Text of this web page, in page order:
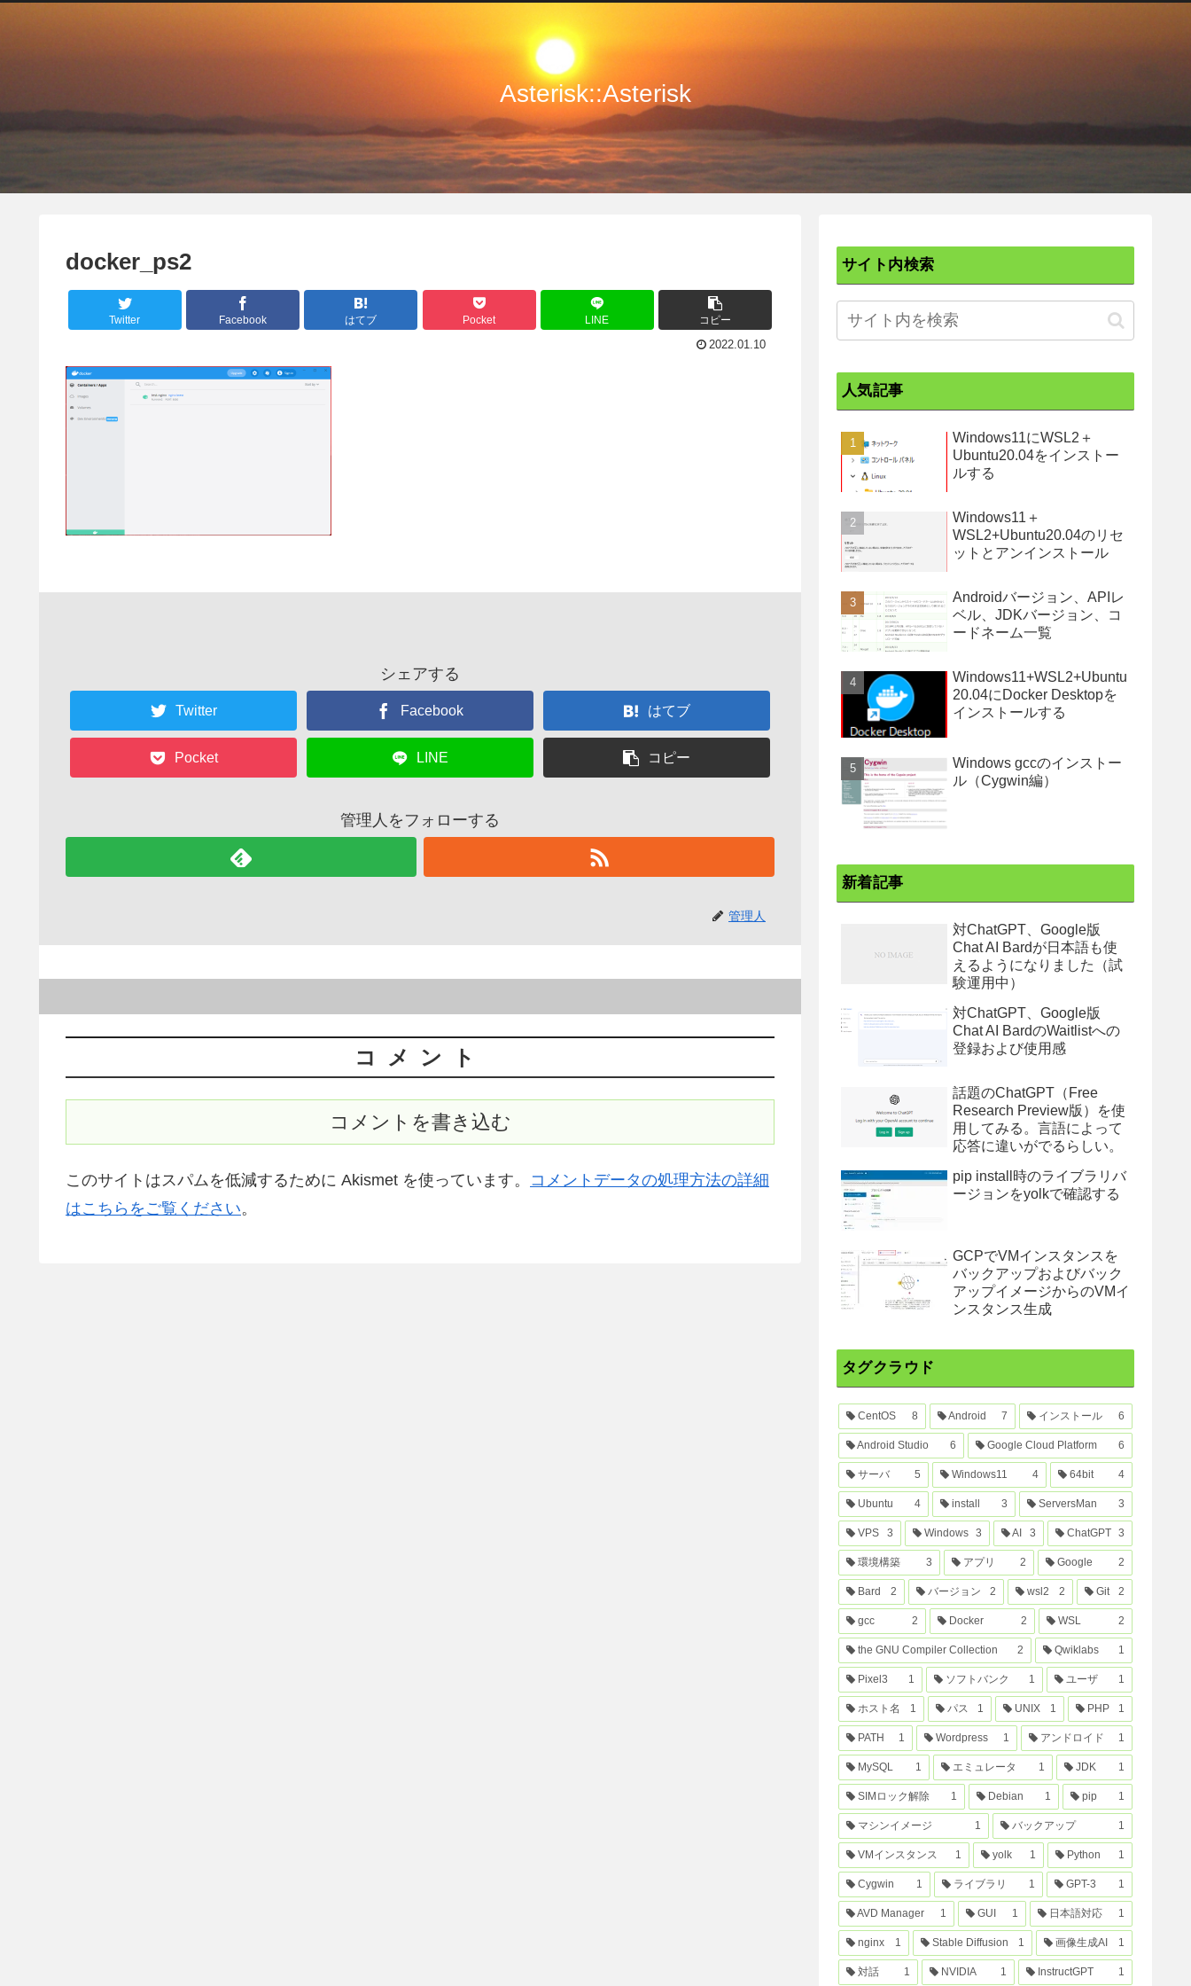
Asterisk::Asterisk
docker_ps2
Twitter Facebook はてブ Pocket LINE コピー
2022.01.10
シェアする
Twitter Facebook はてブ
Pocket LINE コピー
管理人をフォローする
管理人
コメント
コメントを書き込む
このサイトはスパムを低減するために Akismet を使っています。 コメントデータの処理方法の詳細
はこちらをご覧ください。
サイト内検索
人気記事
Windows11にWSL2＋
Ubuntu20.04をインストー
ルする
Windows11＋
WSL2+Ubuntu20.04のリセ
ットとアンインストール
Androidバージョン、APIレ
ベル、JDKバージョン、コ
ードネーム一覧
Windows11+WSL2+Ubuntu
20.04にDocker Desktopを
インストールする
Windows gccのインストー
ル（Cygwin編）
新着記事
対ChatGPT、Google版
Chat AI Bardが日本語も使
えるようになりました（試
験運用中）
対ChatGPT、Google版
Chat AI BardのWaitlistへの
登録および使用感
話題のChatGPT（Free
Research Preview版）を使
用してみる。言語によって
応答に違いがでるらしい。
pip install時のライブラリバ
ージョンをyolkで確認する
GCPでVMインスタンスを
バックアップおよびバック
アップイメージからのVMイ
ンスタンス生成
タグクラウド
CentOS 8 Android 7 インストール 6
Android Studio 6 Google Cloud Platform 6
サーバ 5 Windows11 4 64bit 4
Ubuntu 4 install 3 ServersMan 3
VPS 3 Windows 3 AI 3 ChatGPT 3
環境構築 3 アプリ 2 Google 2
Bard 2 バージョン 2 wsl2 2 Git 2
gcc 2 Docker 2 WSL 2
the GNU Compiler Collection 2 Qwiklabs 1
Pixel3 1 ソフトバンク 1 ユーザ 1
ホスト名 1 パス 1 UNIX 1 PHP 1
PATH 1 Wordpress 1 アンドロイド 1
MySQL 1 エミュレータ 1 JDK 1
SIMロック解除 1 Debian 1 pip 1
マシンイメージ 1 バックアップ 1
VMインスタンス 1 yolk 1 Python 1
Cygwin 1 ライブラリ 1 GPT-3 1
AVD Manager 1 GUI 1 日本語対応 1
nginx 1 Stable Diffusion 1 画像生成AI 1
対話 1 NVIDIA 1 InstructGPT 1